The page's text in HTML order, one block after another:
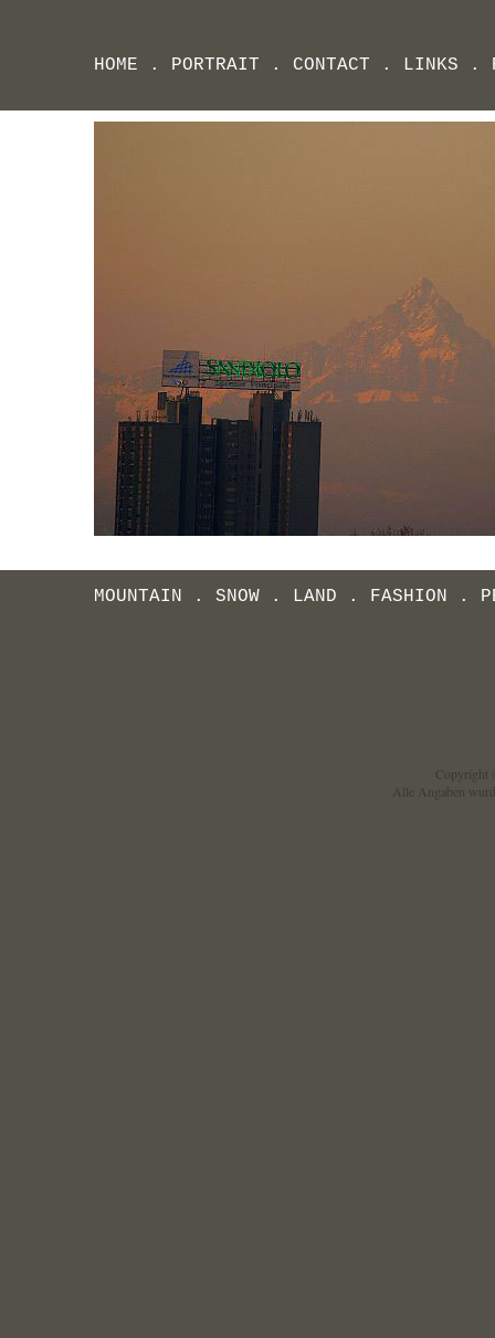
Copyright
Alle Angaben
HOME . PORTRAIT . CONTACT . LINKS .
MOUNTAIN . SNOW . LAND . FASHION .